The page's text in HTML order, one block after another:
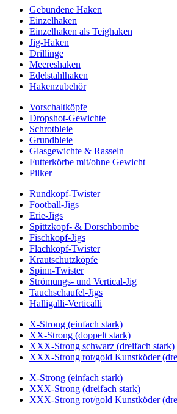
Gebundene Haken
Einzelhaken
Einzelhaken als Teighaken
Jig-Haken
Drillinge
Meereshaken
Edelstahlhaken
Hakenzubehör
Vorschaltköpfe
Dropshot-Gewichte
Schrotbleie
Grundbleie
Glasgewichte & Rasseln
Futterkörbe mit/ohne Gewicht
Pilker
Rundkopf-Twister
Football-Jigs
Erie-Jigs
Spittzkopf- & Dorschbombe
Fischkopf-Jigs
Flachkopf-Twister
Krautschutzköpfe
Spinn-Twister
Strömungs- und Vertical-Jig
Tauchschaufel-Jigs
Halligalli-Verticalli
X-Strong (einfach stark)
XX-Strong (doppelt stark)
XXX-Strong schwarz (dreifach stark)
XXX-Strong rot/gold Kunstköder
X-Strong (einfach stark)
XXX-Strong (dreifach stark)
XXX-Strong rot/gold Kunstköder